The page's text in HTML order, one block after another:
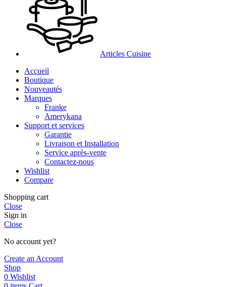
Articles Cuisine
Accueil
Boutique
Nouveautés
Marques
Franke
Amerykana
Support et services
Garantie
Livraison et Installation
Service après-vente
Contactez-nous
Wishlist
Compare
Shopping cart
Close
Sign in
Close
No account yet?
Create an Account
Shop
0 Wishlist